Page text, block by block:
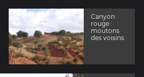
Canyon
rouge :
moutons
des voisins